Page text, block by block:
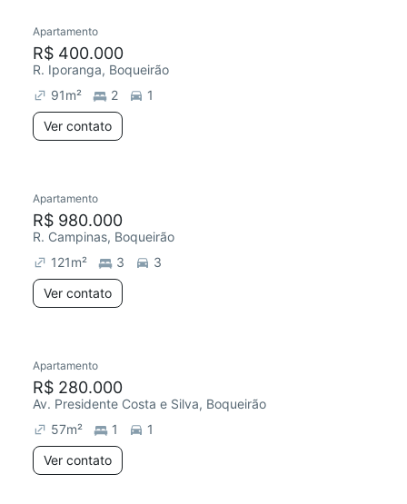
Apartamento
R$ 400.000
R. Iporanga, Boqueirão
91m² 2
1
Ver contato
Apartamento
R$ 980.000
R. Campinas, Boqueirão
121m² 3
3
Ver contato
Apartamento
R$ 280.000
Av. Presidente Costa e Silva, Boqueirão
57m² 1
1
Ver contato